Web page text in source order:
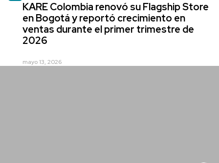
KARE Colombia renovó su Flagship Store
en Bogotá y reportó crecimiento en
ventas durante el primer trimestre de
2026
mayo 13, 2026